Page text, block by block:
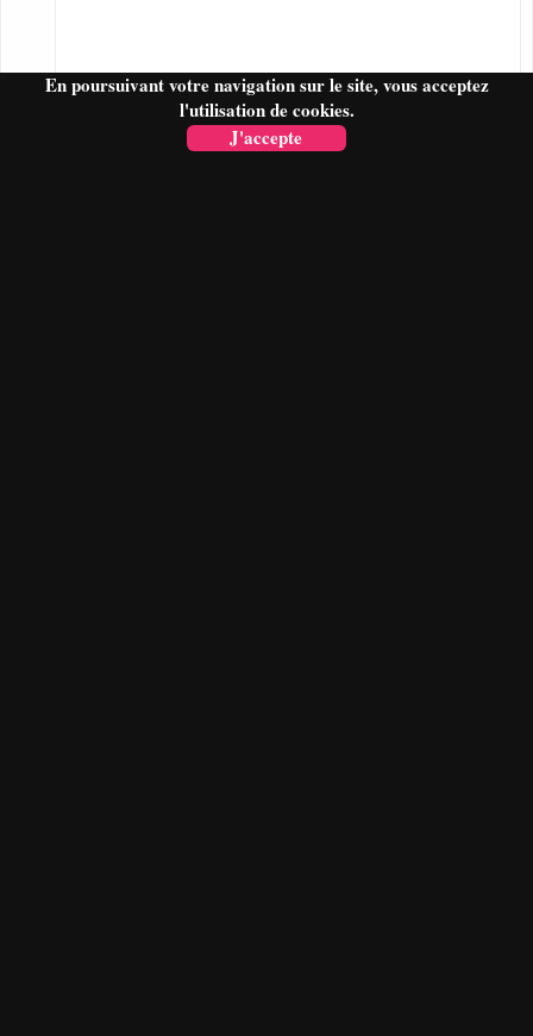
En poursuivant votre navigation sur le site, vous acceptez
l'utilisation de cookies.
J'accepte